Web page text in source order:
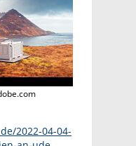
2022-04-04-